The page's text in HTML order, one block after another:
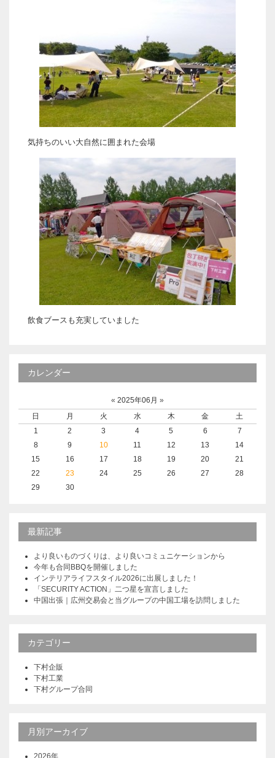
気持ちのいい大自然に囲まれた会場
飲食ブースも充実していました
カレンダー
« 2025年06月 »
日
月 火 水 木 金
土
1
2 3 4 5 6
7
8
9 10 11 12 13
14
15
16 17 18 19 20
21
22
23 24 25 26 27
28
29
30
最新記事
より良いものづくりは、より良いコミュニケーションから
今年も合同BBQを開催しました
インテリアライフスタイル2026に出展しました！
「SECURITY ACTION」二つ星を宣言しました
中国出張｜広州交易会と当グループの中国工場を訪問しました
カテゴリー
下村企販
下村工業
下村グループ合同
月別アーカイブ
2026年